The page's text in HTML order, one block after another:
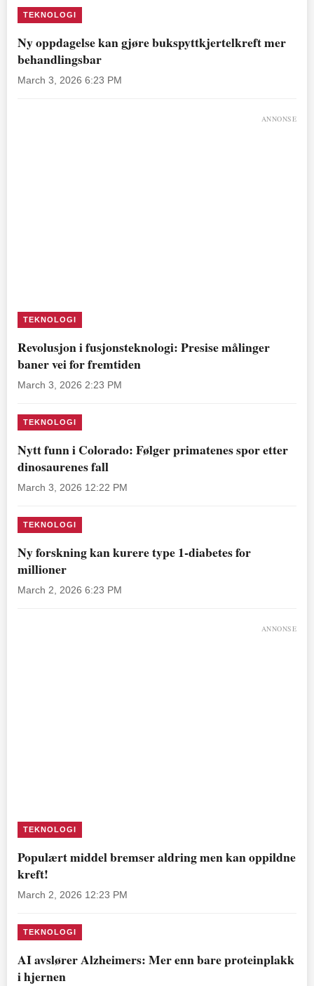
TEKNOLOGI
Ny oppdagelse kan gjøre bukspyttkjertelkreft mer
behandlingsbar
March 3, 2026 6:23 PM
ANNONSE
TEKNOLOGI
Revolusjon i fusjonsteknologi: Presise målinger
baner vei for fremtiden
March 3, 2026 2:23 PM
TEKNOLOGI
Nytt funn i Colorado: Følger primatenes spor etter
dinosaurenes fall
March 3, 2026 12:22 PM
TEKNOLOGI
Ny forskning kan kurere type 1-diabetes for
millioner
March 2, 2026 6:23 PM
ANNONSE
TEKNOLOGI
Populært middel bremser aldring men kan oppildne
kreft!
March 2, 2026 12:23 PM
TEKNOLOGI
AI avslører Alzheimers: Mer enn bare proteinplakk
i hjernen